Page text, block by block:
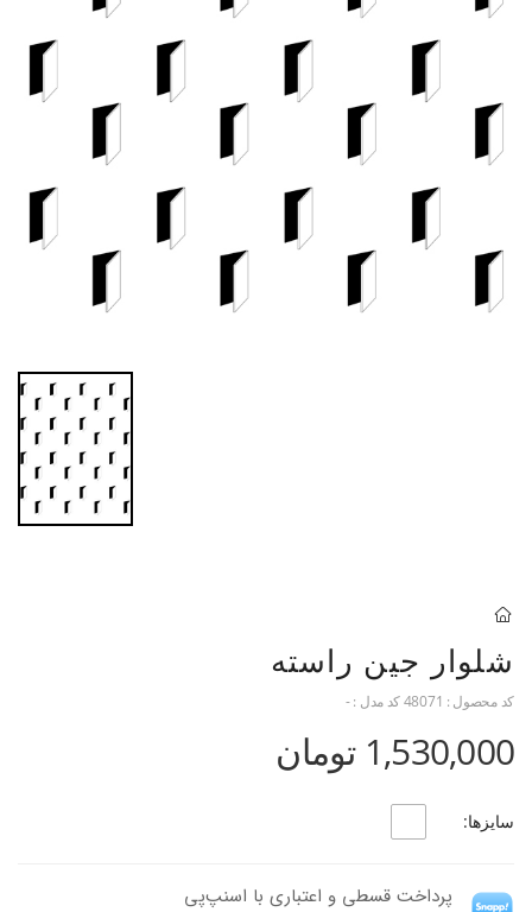
شلوار جین راسته
کد محصول : 48071کد مدل :-
1,530,000 تومان
سایزها:
پرداخت قسطی و اعتباری با اسنپ‌پی